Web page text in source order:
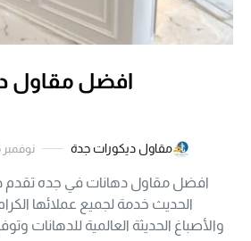
افضل مقاول
مقاول ديكورات جدة نوفمبر 25, 2021
افضل مقاول دهانات في جده تقدم
الحديث خدمة لجميع عملائها الكرام
والأصباغ الحديثة العالمية للدهانات